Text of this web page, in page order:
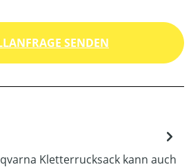
SENDEN
Kletterrucksack kann auch